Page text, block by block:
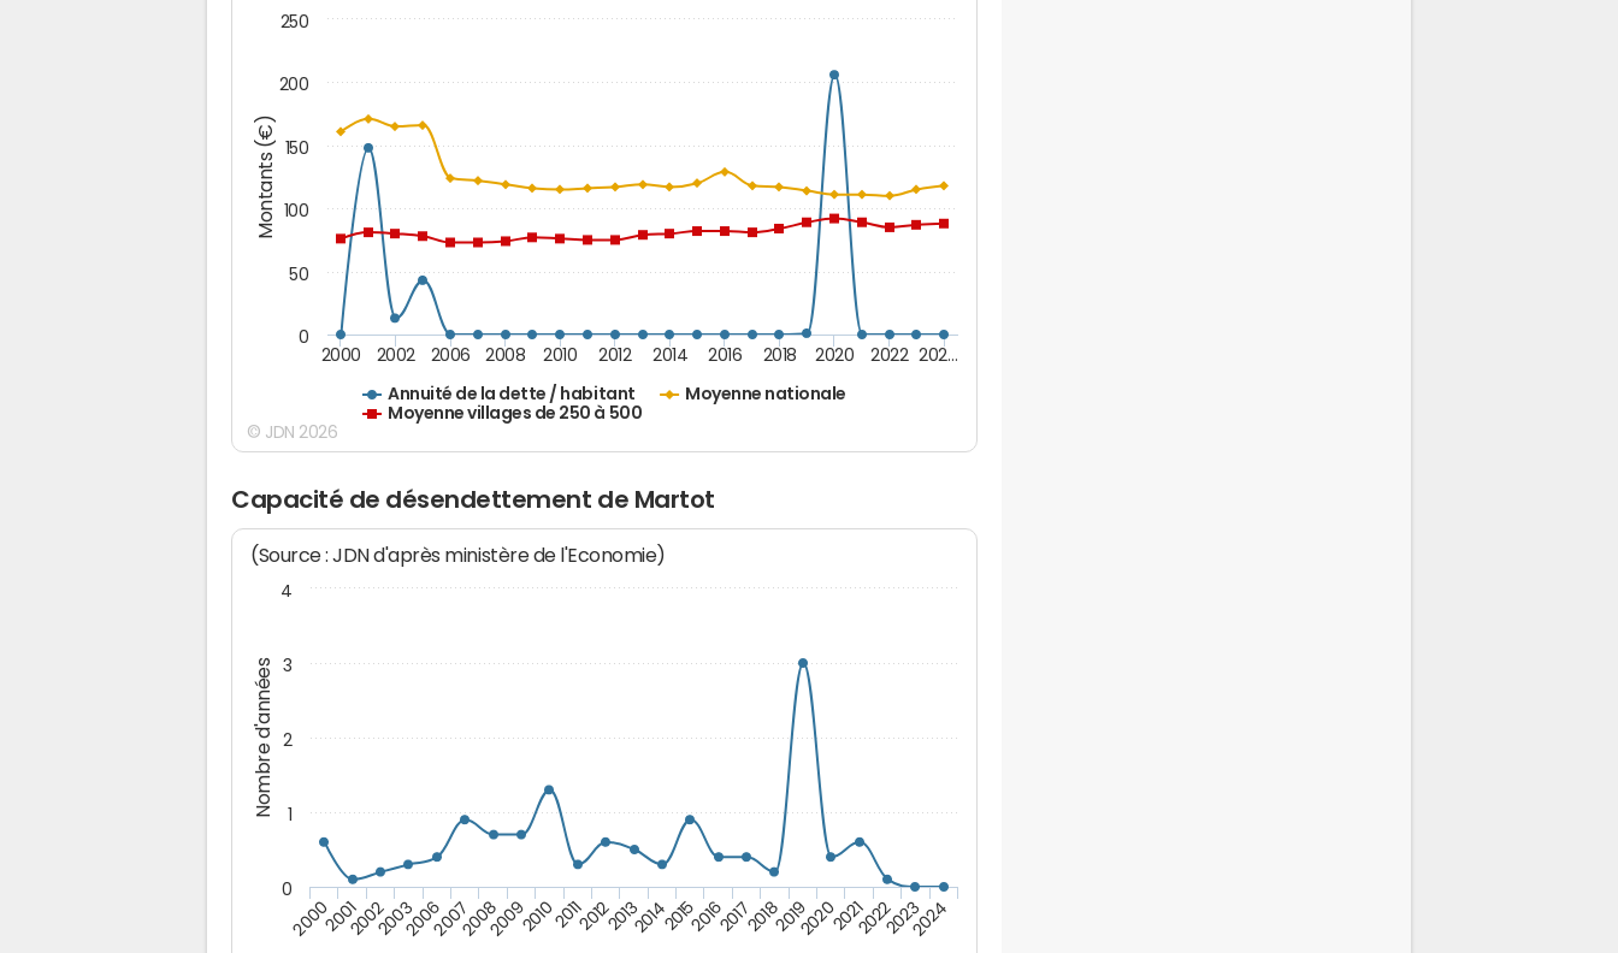
Montants (€)
Annuité de la dette / habitant
Moyenne nationale
Moyenne villages de 250 à 500
2000 2002 2006 2008 2010 2012 2014 2016 2018 2020 2022 202…
0
50
100
150
200
250
© JDN 2026
Capacité de désendettement de Martot
Nombre d'années
(Source : JDN d'après ministère de l'Economie)
20002001200220032006200720082009201020112012201320142015201620172018201920202021202220232024
0
1
2
3
4